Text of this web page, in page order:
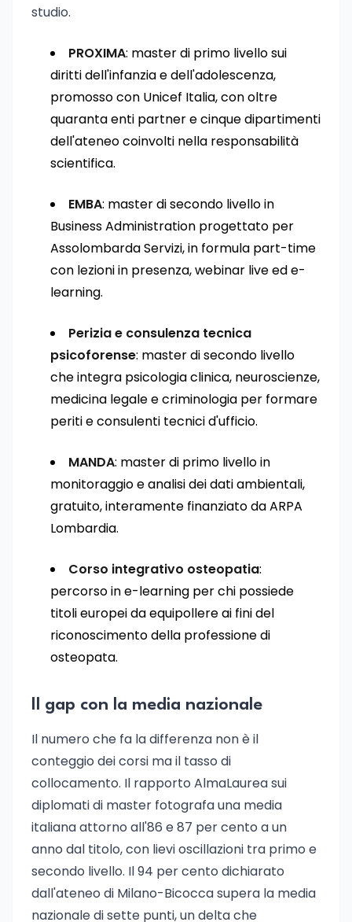
studio.
PROXIMA: master di primo livello sui
diritti dell'infanzia e dell'adolescenza,
promosso con Unicef Italia, con oltre
quaranta enti partner e cinque dipartimenti
dell'ateneo coinvolti nella responsabilità
scientifica.
EMBA: master di secondo livello in
Business Administration progettato per
Assolombarda Servizi, in formula part-time
con lezioni in presenza, webinar live ed e-
learning.
Perizia e consulenza tecnica
psicoforense: master di secondo livello
che integra psicologia clinica, neuroscienze,
medicina legale e criminologia per formare
periti e consulenti tecnici d'ufficio.
MANDA: master di primo livello in
monitoraggio e analisi dei dati ambientali,
gratuito, interamente finanziato da ARPA
Lombardia.
Corso integrativo osteopatia:
percorso in e-learning per chi possiede
titoli europei da equipollere ai fini del
riconoscimento della professione di
osteopata.
Il gap con la media nazionale
Il numero che fa la differenza non è il
conteggio dei corsi ma il tasso di
collocamento. Il rapporto AlmaLaurea sui
diplomati di master fotografa una media
italiana attorno all'86 e 87 per cento a un
anno dal titolo, con lievi oscillazioni tra primo e
secondo livello. Il 94 per cento dichiarato
dall'ateneo di Milano-Bicocca supera la media
nazionale di sette punti, un delta che